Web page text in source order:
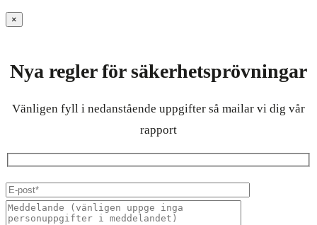
×
Nya regler för säkerhetsprövningar
Vänligen fyll i nedanstående uppgifter så mailar vi dig vår
rapport